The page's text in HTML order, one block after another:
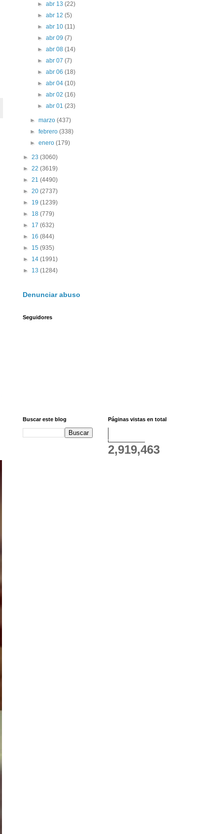
► abr 13 (22)
► abr 12 (5)
► abr 10 (11)
► abr 09 (7)
► abr 08 (14)
► abr 07 (7)
► abr 06 (18)
► abr 04 (10)
► abr 02 (16)
► abr 01 (23)
►marzo(437)
►febrero(338)
►enero(179)
► 23 (3060)
► 22 (3619)
► 21 (4490)
► 20 (2737)
► 19 (1239)
► 18 (779)
► 17 (632)
► 16 (844)
► 15 (935)
► 14 (1991)
► 13 (1284)
Denunciar abuso
Seguidores
Buscar este blog Páginas vistas en total
2,919,463